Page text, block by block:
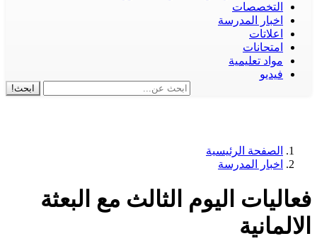
التخصصات
اخبار المدرسة
اعلاتات
امتحانات
مواد تعليمية
فيديو
ابحث!
الصفحة الرئيسية
اخبار المدرسة
فعاليات اليوم الثالث مع البعثة
الالمانية